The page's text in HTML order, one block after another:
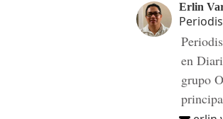
Erlin
en
grupo